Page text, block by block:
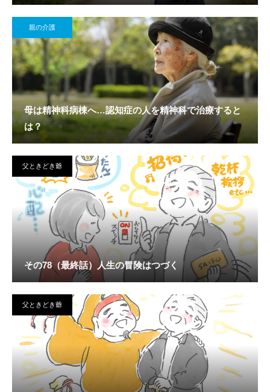
親の介護
母は精神科病棟へ…認知症の人を精神科で治療すると
は？
父ときどき爺
その78（最終話）人生の冒険はつづく
父ときどき爺